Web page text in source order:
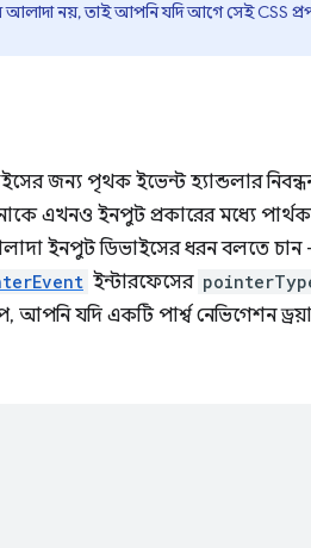
আলাদা নয়, তাই আপনি যদি আগে সেই CSS
জন্য পৃথক ইভেন্ট হ্যান্ডলার
এখনও ইনপুট প্রকারের মধ্যে
ইনপুট ডিভাইসের ধরন বলতে চান -
ইন্টারফেসের
আপনি যদি একটি পার্শ্ব নেভিগেশন